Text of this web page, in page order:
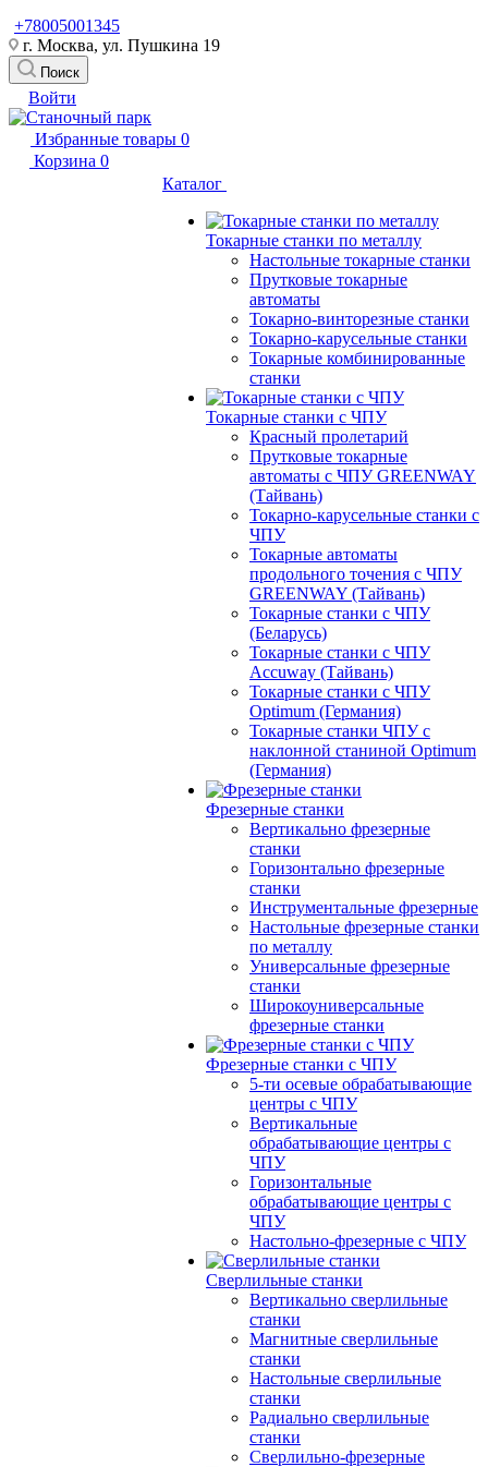
+78005001345
г. Москва, ул. Пушкина 19
Поиск
Войти
Избранные товары 0
Корзина 0
Каталог
Токарные станки по металлу
Настольные токарные станки
Прутковые токарные
автоматы
Токарно-винторезные станки
Токарно-карусельные станки
Токарные комбинированные
станки
Токарные станки с ЧПУ
Красный пролетарий
Прутковые токарные
автоматы с ЧПУ GREENWAY
(Тайвань)
Токарно-карусельные станки с
ЧПУ
Токарные автоматы
продольного точения с ЧПУ
GREENWAY (Тайвань)
Токарные станки с ЧПУ
(Беларусь)
Токарные станки с ЧПУ
Accuway (Тайвань)
Токарные станки с ЧПУ
Optimum (Германия)
Токарные станки ЧПУ с
наклонной станиной Optimum
(Германия)
Фрезерные станки
Вертикально фрезерные
станки
Горизонтально фрезерные
станки
Инструментальные фрезерные
Настольные фрезерные станки
по металлу
Универсальные фрезерные
станки
Широкоуниверсальные
фрезерные станки
Фрезерные станки с ЧПУ
5-ти осевые обрабатывающие
центры с ЧПУ
Вертикальные
обрабатывающие центры с
ЧПУ
Горизонтальные
обрабатывающие центры с
ЧПУ
Настольно-фрезерные с ЧПУ
Сверлильные станки
Вертикально сверлильные
станки
Магнитные сверлильные
станки
Настольные сверлильные
станки
Радиально сверлильные
станки
Сверлильно-фрезерные